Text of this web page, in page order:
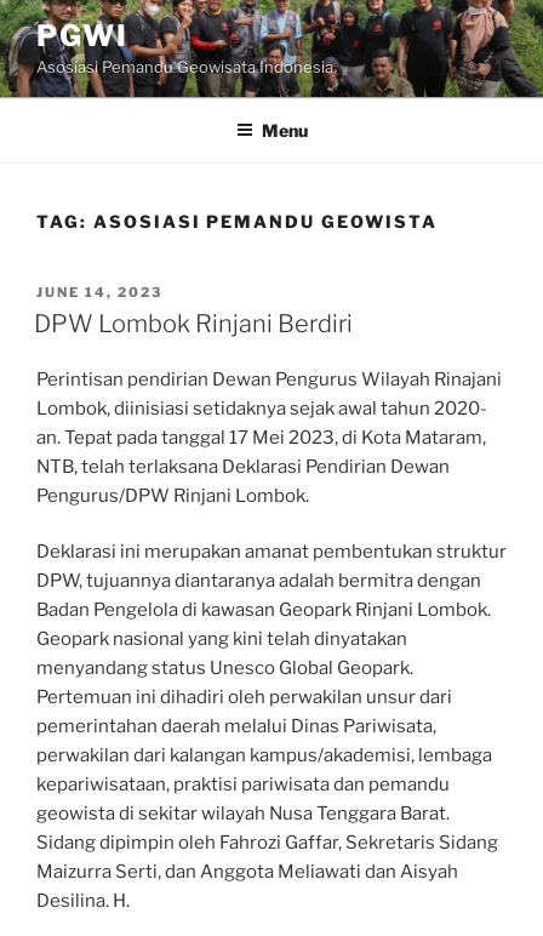
Skip
to
content
PGWI
Asosiasi Pemandu Geowisata Indonesia
Menu
TAG: ASOSIASI PEMANDU GEOWISTA
POSTED
ON
JUNE 14, 2023
DPW Lombok Rinjani Berdiri
Perintisan pendirian Dewan Pengurus Wilayah Rinajani
Lombok, diinisiasi setidaknya sejak awal tahun 2020-
an. Tepat pada tanggal 17 Mei 2023, di Kota Mataram,
NTB, telah terlaksana Deklarasi Pendirian Dewan
Pengurus/DPW Rinjani Lombok.
Deklarasi ini merupakan amanat pembentukan struktur
DPW, tujuannya diantaranya adalah bermitra dengan
Badan Pengelola di kawasan Geopark Rinjani Lombok.
Geopark nasional yang kini telah dinyatakan
menyandang status Unesco Global Geopark.
Pertemuan ini dihadiri oleh perwakilan unsur dari
pemerintahan daerah melalui Dinas Pariwisata,
perwakilan dari kalangan kampus/akademisi, lembaga
kepariwisataan, praktisi pariwisata dan pemandu
geowista di sekitar wilayah Nusa Tenggara Barat.
Sidang dipimpin oleh Fahrozi Gaffar, Sekretaris Sidang
Maizurra Serti, dan Anggota Meliawati dan Aisyah
Desilina. H.